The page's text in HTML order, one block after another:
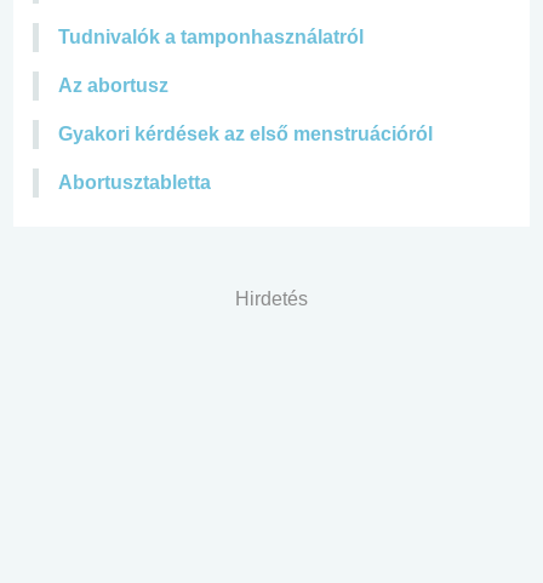
Tudnivalók a tamponhasználatról
Az abortusz
Gyakori kérdések az első menstruációról
Abortusztabletta
Hirdetés